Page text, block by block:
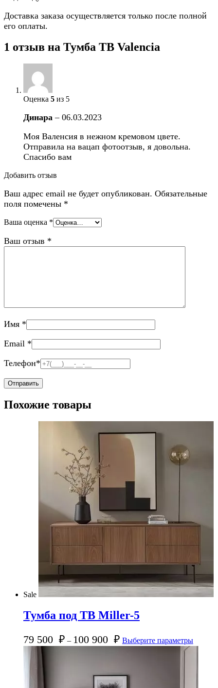
Доставка заказа осуществляется только после полной
его оплаты.
1 отзыв на Тумба ТВ Valencia
Оценка 5 из 5
Динара– 06.03.2023
Моя Валенсия в нежном кремовом цвете.
Отправила на вацап фотоотзыв, я довольна.
Спасибо вам
Добавить отзыв
Ваш адрес email не будет опубликован. Обязательные
поля помечены *
Ваша оценка *
Ваш отзыв *
Имя *
Email *
Телефон*
Похожие товары
Sale
Тумба под ТВ Miller-5
79 500 ₽ – 100 900 ₽ Выберите параметры